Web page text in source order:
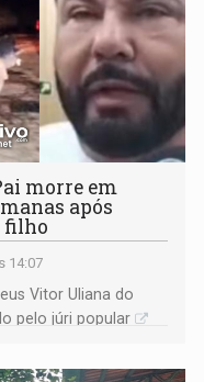
morre em
após
filho
14:07
Vitor Uliana do
pelo júri popular